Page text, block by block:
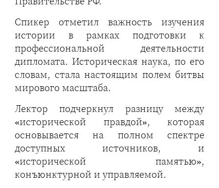
Спикер отметил важность изучения
истории в рамках подготовки к
профессиональной деятельности
дипломата. Историческая наука, по его
словам, стала настоящим полем битвы
мирового масштаба.
Лектор подчеркнул разницу между
«исторической правдой», которая
основывается на полном спектре
доступных источников, и
«исторической памятью»,
конъюнктурной и управляемой.